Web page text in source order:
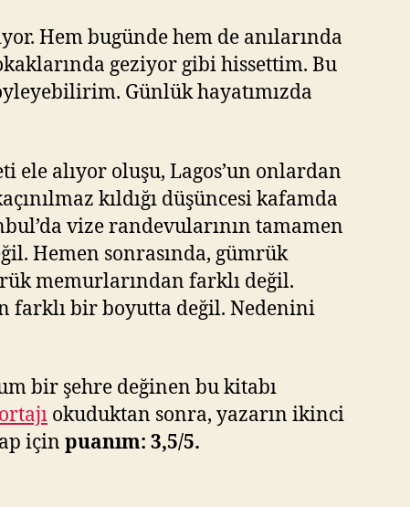
Hem bugünde hem de anılarında
geziyor gibi hissettim. Bu
Günlük hayatımızda
ele alıyor oluşu, Lagos’un onlardan
kıldığı düşüncesi kafamda
vize randevularının tamamen
Hemen sonrasında, gümrük
memurlarından farklı değil.
farklı bir boyutta değil. Nedenini
bir şehre değinen bu kitabı
okuduktan sonra, yazarın ikinci
için puanım: 3,5/5.